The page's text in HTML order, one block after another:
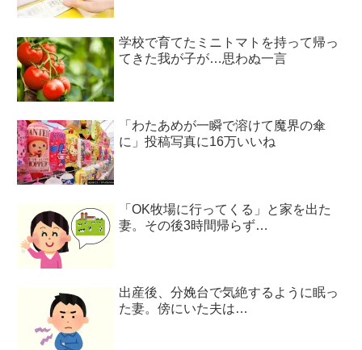
学校で育てたミニトマトを持って帰っ
てきた我が子が…思わぬ一言
「わたあめが一瞬で溶けて魔界の傘
に」投稿写真に16万いいね
「OK牧場に行ってくる」と家を出た
妻。その後3時間帰らず…
出産後、分娩台で気絶するように眠っ
た妻。傍にいた夫は…